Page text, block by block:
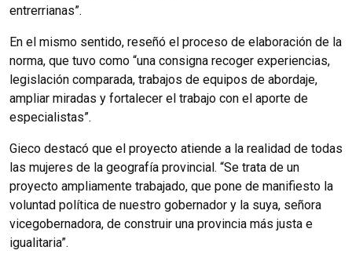
entrerrianas”.
En el mismo sentido, reseñó el proceso de elaboración de la
norma, que tuvo como “una consigna recoger experiencias,
legislación comparada, trabajos de equipos de abordaje,
ampliar miradas y fortalecer el trabajo con el aporte de
especialistas”.
Gieco destacó que el proyecto atiende a la realidad de todas
las mujeres de la geografía provincial. “Se trata de un
proyecto ampliamente trabajado, que pone de manifiesto la
voluntad política de nuestro gobernador y la suya, señora
vicegobernadora, de construir una provincia más justa e
igualitaria”.